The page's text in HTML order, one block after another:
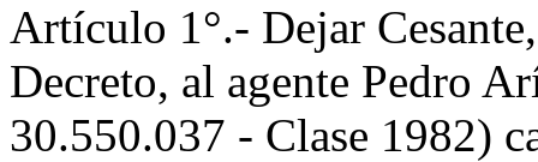
Artículo 1°.- Dejar
Decreto, al agente Pedro
30.550.037 - Clase 1982)